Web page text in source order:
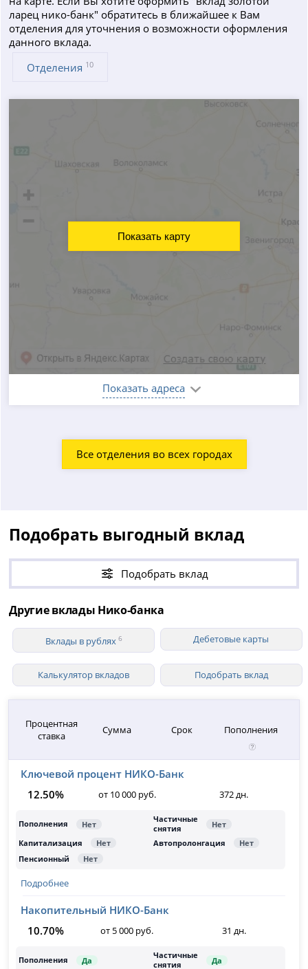
ларец нико-банк" обратитесь в ближайшее к Вам
отделения для уточнения о возможности оформления
данного вклада.
Отделения 10
Показать адреса
Показать карту
Все отделения во всех городах
Подобрать выгодный вклад
Подобрать вклад
Другие вклады Нико-банка
Вклады в рублях 6 Дебетовые карты
Калькулятор вкладов Подобрать вклад
Процентная
ставка
Сумма Срок Пополнения
Ключевой процент НИКО-Банк
12.50%
от 10 000 руб. 372 дн.
Подробнее
Накопительный НИКО-Банк
10.70%
от 5 000 руб. 31 дн.